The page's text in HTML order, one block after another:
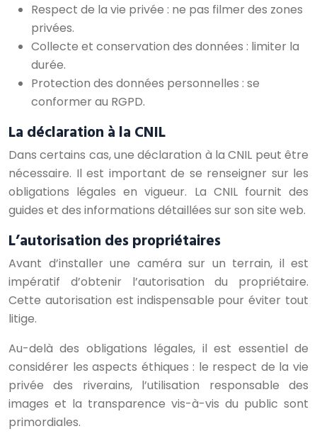
Respect de la vie privée : ne pas filmer des zones
privées.
Collecte et conservation des données : limiter la
durée.
Protection des données personnelles : se
conformer au RGPD.
La déclaration à la CNIL
Dans certains cas, une déclaration à la CNIL peut être
nécessaire. Il est important de se renseigner sur les
obligations légales en vigueur. La CNIL fournit des
guides et des informations détaillées sur son site web.
L’autorisation des propriétaires
Avant d’installer une caméra sur un terrain, il est
impératif d’obtenir l’autorisation du propriétaire.
Cette autorisation est indispensable pour éviter tout
litige.
Au-delà des obligations légales, il est essentiel de
considérer les aspects éthiques : le respect de la vie
privée des riverains, l’utilisation responsable des
images et la transparence vis-à-vis du public sont
primordiales.